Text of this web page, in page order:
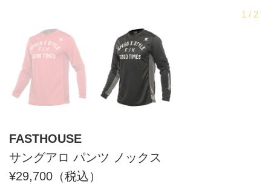
FASTHOUSE
サングアロ パンツ ノックス
¥29,700（税込）